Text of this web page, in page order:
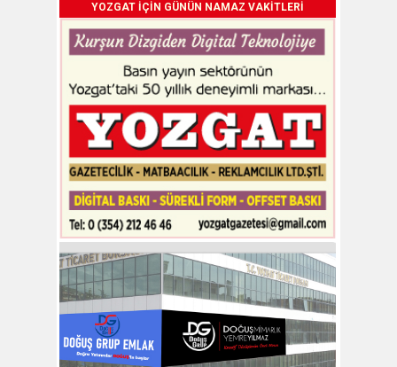
YOZGAT İÇİN GÜNÜN NAMAZ VAKİTLERİ